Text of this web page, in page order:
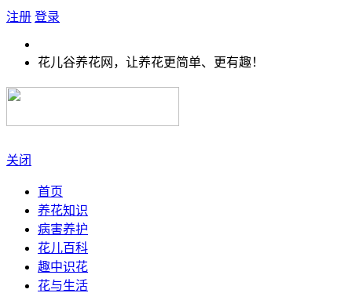
注册 登录
花儿谷养花网，让养花更简单、更有趣！
关闭
首页
养花知识
病害养护
花儿百科
趣中识花
花与生活